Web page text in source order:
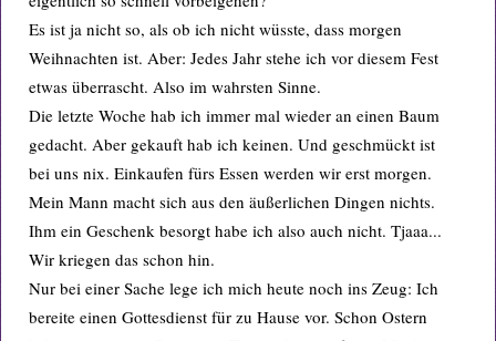
Es ist ja nicht so, als ob ich nicht wüsste, dass morgen
Weihnachten ist. Aber: Jedes Jahr stehe ich vor diesem Fest
etwas überrascht. Also im wahrsten Sinne.
Die letzte Woche hab ich immer mal wieder an einen Baum
gedacht. Aber gekauft hab ich keinen. Und geschmückt ist
bei uns nix. Einkaufen fürs Essen werden wir erst morgen.
Mein Mann macht sich aus den äußerlichen Dingen nichts.
Ihm ein Geschenk besorgt habe ich also auch nicht. Tjaaa...
Wir kriegen das schon hin.
Nur bei einer Sache lege ich mich heute noch ins Zeug: Ich
bereite einen Gottesdienst für zu Hause vor. Schon Ostern